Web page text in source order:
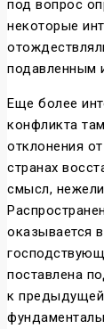
под вопрос
некоторые
подавленным
Еще более
конфликта
отклонения
странах
смысл,
оказывается
поставлена
к предыдущей